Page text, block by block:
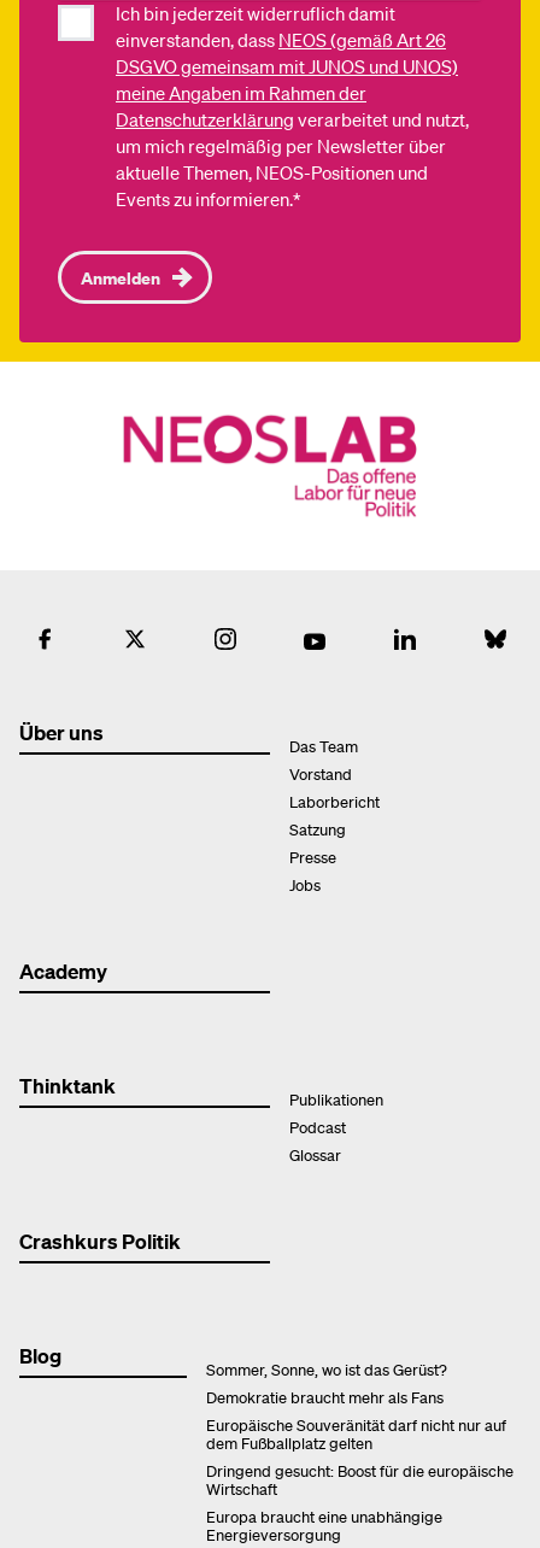
Ich bin jederzeit widerruflich damit
einverstanden, dass NEOS (gemäß Art 26
DSGVO gemeinsam mit JUNOS und UNOS)
meine Angaben im Rahmen der
Datenschutzerklärung verarbeitet und nutzt,
um mich regelmäßig per Newsletter über
aktuelle Themen, NEOS-Positionen und
Events zu informieren.*
Anmelden
Über uns
Das Team
Vorstand
Laborbericht
Satzung
Presse
Jobs
Academy
Thinktank
Publikationen
Podcast
Glossar
Crashkurs Politik
Blog
Sommer, Sonne, wo ist das Gerüst?
Demokratie braucht mehr als Fans
Europäische Souveränität darf nicht nur auf
dem Fußballplatz gelten
Dringend gesucht: Boost für die europäische
Wirtschaft
Europa braucht eine unabhängige
Energieversorgung